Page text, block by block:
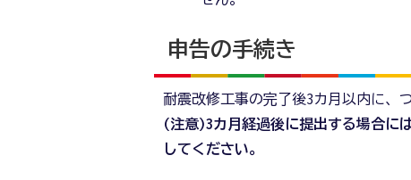
申告の手続き
耐震改修工事の完了後3カ月以内に、
(注意)3カ月経過後に提出する場合に
してください。